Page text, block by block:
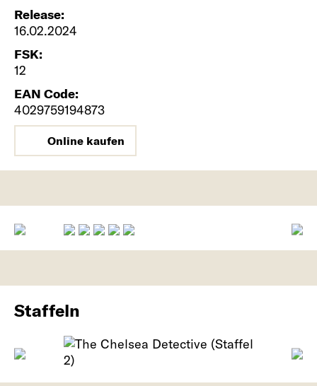
Release:
16.02.2024
FSK:
12
EAN Code:
4029759194873
Online kaufen
Staffeln